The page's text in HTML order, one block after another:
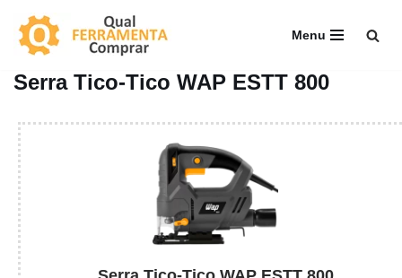
Pular
o
Menu
Serra Tico-Tico WAP ESTT 800